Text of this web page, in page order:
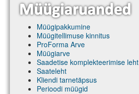
Müügipakkumine
Müügitellimuse kinnitus
ProForma Arve
Müügiarve
Saadetise komplekteerimise leht
Saateleht
Kliendi tarnetäpsus
Perioodi müügid